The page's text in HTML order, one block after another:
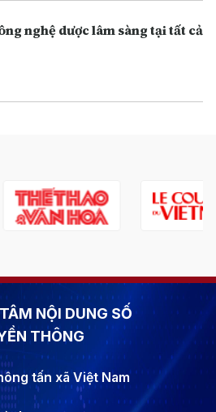
nghệ dược lâm sàng tại tất cả
NỘI DUNG SỐ
THÔNG
tấn xã Việt Nam